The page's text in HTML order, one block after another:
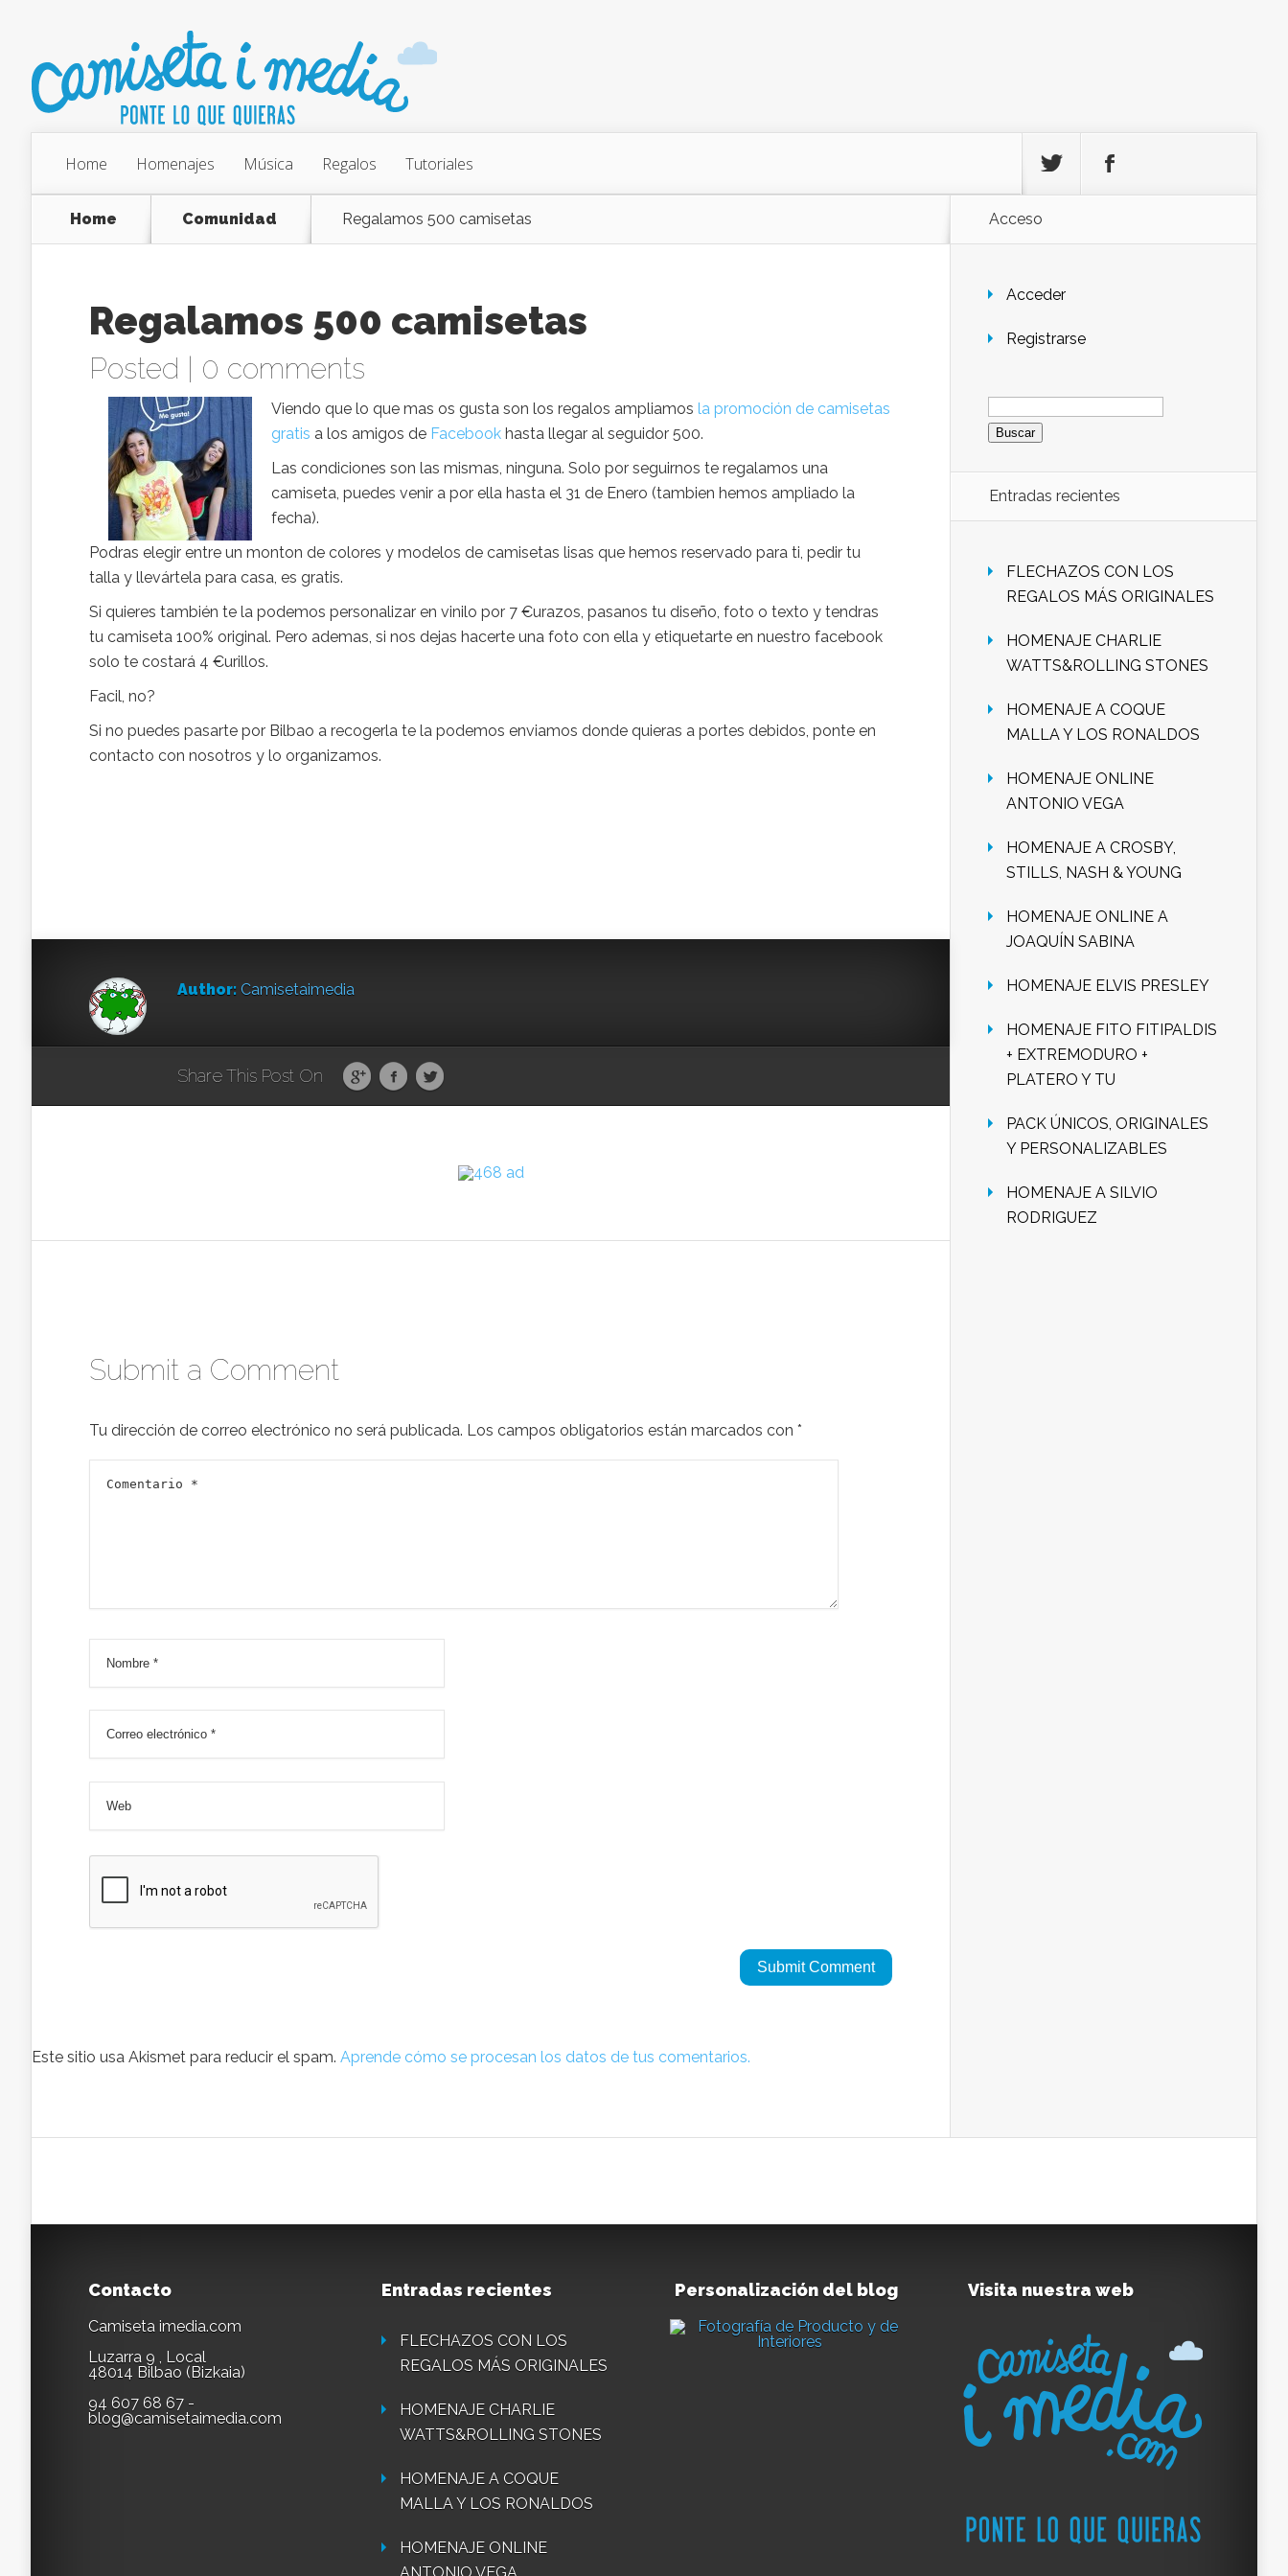
Home Homenajes Música Regalos Tutoriales
Home Comunidad Regalamos 500 camisetas
Regalamos 500 camisetas
Posted | 0 comments
Viendo que lo que mas os gusta son los regalos ampliamos la promoción de camisetas
gratis a los amigos de Facebook hasta llegar al seguidor 500.
Las condiciones son las mismas, ninguna. Solo por seguirnos te regalamos una
camiseta, puedes venir a por ella hasta el 31 de Enero (tambien hemos ampliado la
fecha).
Podras elegir entre un monton de colores y modelos de camisetas lisas que hemos reservado para ti, pedir tu
talla y llevártela para casa, es gratis.
Si quieres también te la podemos personalizar en vinilo por 7 €urazos, pasanos tu diseño, foto o texto y tendras
tu camiseta 100% original. Pero ademas, si nos dejas hacerte una foto con ella y etiquetarte en nuestro facebook
solo te costará 4 €urillos.
Facil, no?
Si no puedes pasarte por Bilbao a recogerla te la podemos enviamos donde quieras a portes debidos, ponte en
contacto con nosotros y lo organizamos.
Author: Camisetaimedia
Share This Post On
Submit a Comment
Tu dirección de correo electrónico no será publicada. Los campos obligatorios están marcados con *
Este sitio usa Akismet para reducir el spam. Aprende cómo se procesan los datos de tus comentarios.
Acceso
Acceder
Registrarse
Buscar:
Entradas recientes
FLECHAZOS CON LOS
REGALOS MÁS ORIGINALES
HOMENAJE CHARLIE
WATTS&ROLLING STONES
HOMENAJE A COQUE
MALLA Y LOS RONALDOS
HOMENAJE ONLINE
ANTONIO VEGA
HOMENAJE A CROSBY,
STILLS, NASH & YOUNG
HOMENAJE ONLINE A
JOAQUÍN SABINA
HOMENAJE ELVIS PRESLEY
HOMENAJE FITO FITIPALDIS
+ EXTREMODURO +
PLATERO Y TU
PACK ÚNICOS, ORIGINALES
Y PERSONALIZABLES
HOMENAJE A SILVIO
RODRIGUEZ
Contacto
Camiseta imedia.com
Luzarra 9 , Local
48014 Bilbao (Bizkaia)
94 607 68 67 -
blog@camisetaimedia.com
Entradas recientes
FLECHAZOS CON LOS
REGALOS MÁS ORIGINALES
HOMENAJE CHARLIE
WATTS&ROLLING STONES
HOMENAJE A COQUE
MALLA Y LOS RONALDOS
HOMENAJE ONLINE
Personalización del blog Visita nuestra web